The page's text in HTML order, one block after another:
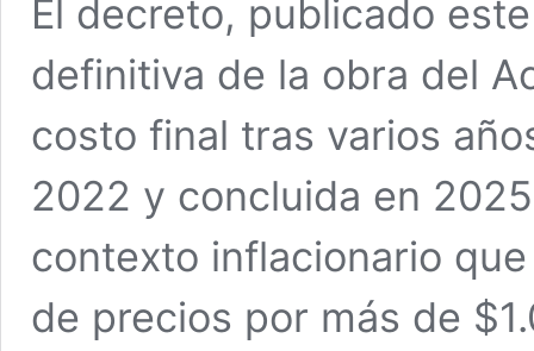
El decreto, publicado
definitiva de la obra del
costo final tras varios
2022 y concluida en
contexto inflacionario
de precios por más de